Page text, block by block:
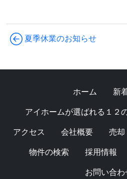
夏季休業のお知らせ
ホーム
新
アイホームが選ばれる１２
アクセス
会社概要
売
物件の検索
採用情報
お問い合